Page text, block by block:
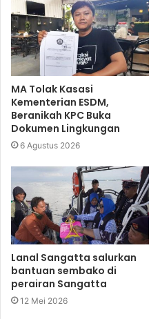
MA Tolak Kasasi
Kementerian ESDM,
Beranikah KPC Buka
Dokumen Lingkungan
6 Agustus 2026
Lanal Sangatta salurkan
bantuan sembako di
perairan Sangatta
12 Mei 2026